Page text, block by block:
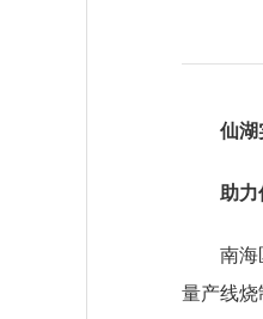
仙湖实
助力传
南海区
量产线烧